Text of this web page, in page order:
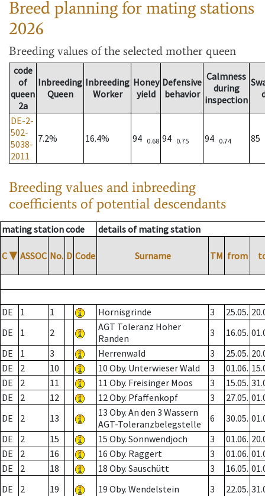
Breed planning for mating stations
2026
Breeding values of the selected mother queen
code
of
queen
2a
Inbreeding
Queen
Inbreeding
Worker
Honey
yield
Defensive
behavior
Calmness
during
inspection
DE-2-
502-
5038-
2011
7.2% 16.4% 94 0.68 94 0.75 94 0.74 85
Breeding values and inbreeding
coefficients of potential descendants
mating station code details of mating station
C ▼ ASSOC No. D Code Surname TM from
DE 1 1 Hornisgrinde 3 25.05.
DE
1 2
AGT Toleranz Hoher
Randen
3 16.05.
DE
1 3 Herrenwald 3 25.05.
DE
2 10 10 Oby. Unterwieser Wald 3 01.06.
DE
2 11 11 Oby. Freisinger Moos 3 15.05.
DE
2 12 12 Oby. Pfaffenkopf 3 27.05.
DE
2 13
13 Oby. An den 3 Wassern
AGT-Toleranzbelegstelle
6 30.05.
DE
2 15 15 Oby. Sonnwendjoch 3 01.06.
DE
2 16 16 Oby. Raggert 3 01.06.
DE
2 18 18 Oby. Sauschütt 3 16.05.
DE
2 19 19 Oby. Wendelstein 3 22.05.